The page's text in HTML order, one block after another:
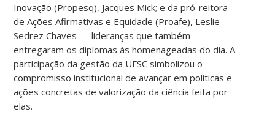
Inovação (Propesq), Jacques Mick; e da pró-reitora
de Ações Afirmativas e Equidade (Proafe), Leslie
Sedrez Chaves — lideranças que também
entregaram os diplomas às homenageadas do dia. A
participação da gestão da UFSC simbolizou o
compromisso institucional de avançar em políticas e
ações concretas de valorização da ciência feita por
elas.